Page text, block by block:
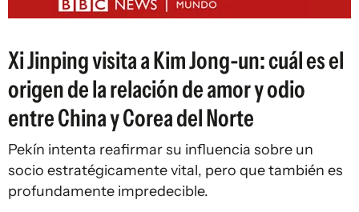
Xi Jinping visita a Kim Jong-un: cuál es el
origen de la relación de amor y odio
entre China y Corea del Norte
Pekín intenta reafirmar su influencia sobre un
socio estratégicamente vital, pero que también es
profundamente impredecible.